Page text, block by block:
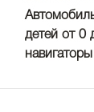
детей от 0